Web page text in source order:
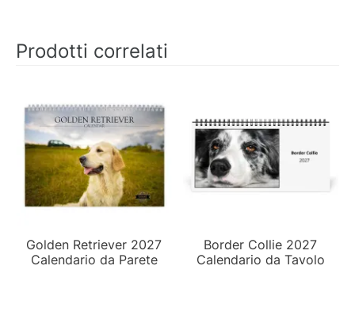
Prodotti correlati
Golden Retriever 2027
Calendario da Parete
Border Collie 2027
Calendario da Tavolo